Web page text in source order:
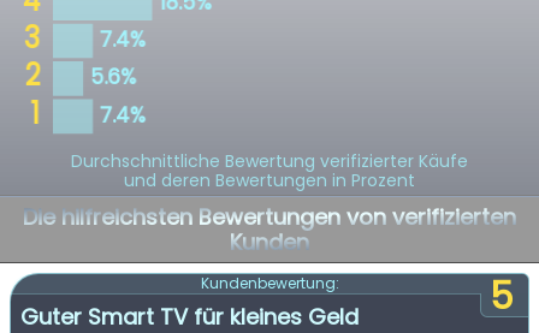
Durchschnittliche Bewertung verifizierter Käufe
und deren Bewertungen in Prozent
Die hilfreichsten Bewertungen von verifizierten
Kunden
5
Kundenbewertung:
Guter Smart TV für kleines Geld